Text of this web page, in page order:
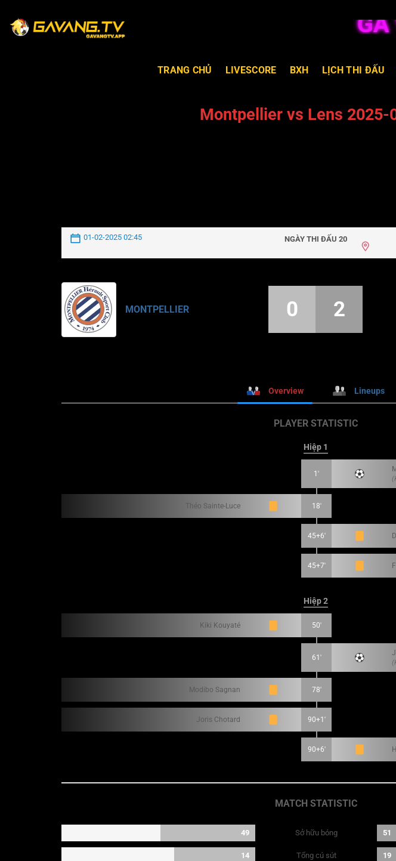
GÀ
TRANG CHỦ LIVESCORE BXH LỊCH THI ĐẤU
Montpellier vs Lens 2025-
01-02-2025 02:45 NGÀY THI ĐẤU 20
MONTPELLIER 0 2
Overview Lineups
PLAYER STATISTIC
Hiệp 1
1'
Théo Sainte-Luce 18'
45+6'
45+7'
Hiệp 2
Kiki Kouyaté 50'
61'
Modibo Sagnan 78'
Joris Chotard 90+1'
90+6'
MATCH STATISTIC
49 Sở hữu bóng 51
14 Tổng cú sút 19